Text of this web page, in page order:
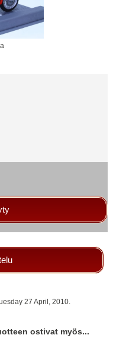
27 April, 2010.
ostivat myös...